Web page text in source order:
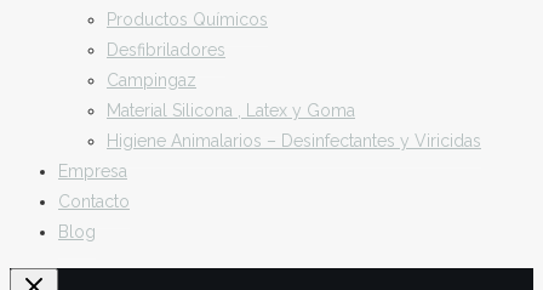
Productos Químicos
Desfibriladores
Campingaz
Material Silicona , Latex y Goma
Higiene Animalarios – Desinfectantes y Viricidas
Empresa
Contacto
Blog